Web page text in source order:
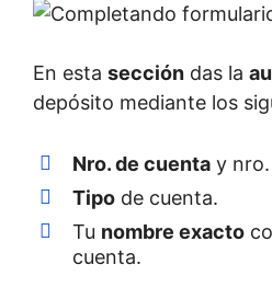
En esta sección das la
depósito mediante los
Nro. de cuenta y
Tipo de cuenta.
Tu nombre exacto
cuenta.